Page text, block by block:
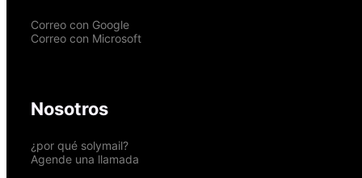
Correo con Google
Correo con Microsoft
Nosotros
¿por qué solymail?
Agende una llamada